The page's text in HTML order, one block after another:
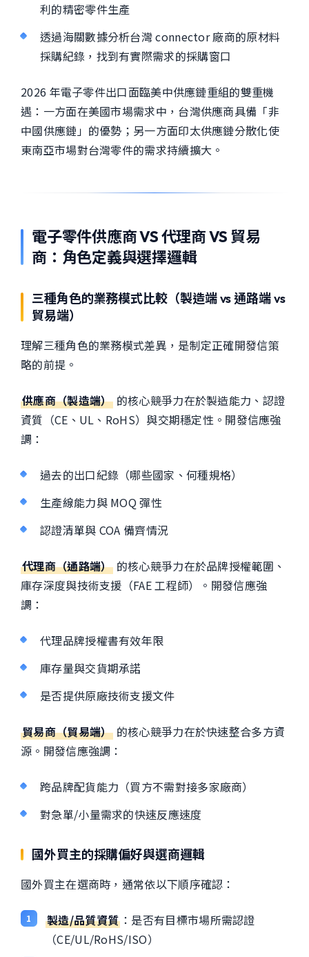
利的精密零件生產
透過海關數據分析台灣 connector 廠商的原材料
採購紀錄，找到有實際需求的採購窗口
2026 年電子零件出口面臨美中供應鏈重組的雙重機
遇：一方面在美國市場需求中，台灣供應商具備「非
中國供應鏈」的優勢；另一方面印太供應鏈分散化使
東南亞市場對台灣零件的需求持續擴大。
電子零件供應商 VS 代理商 VS 貿易
商：角色定義與選擇邏輯
三種角色的業務模式比較（製造端 vs 通路端 vs
貿易端）
理解三種角色的業務模式差異，是制定正確開發信策
略的前提。
供應商（製造端） 的核心競爭力在於製造能力、認證
資質（CE、UL、RoHS）與交期穩定性。開發信應強
調：
過去的出口紀錄（哪些國家、何種規格）
生產線能力與 MOQ 彈性
認證清單與 COA 備齊情況
代理商（通路端） 的核心競爭力在於品牌授權範圍、
庫存深度與技術支援（FAE 工程師）。開發信應強
調：
代理品牌授權書有效年限
庫存量與交貨期承諾
是否提供原廠技術支援文件
貿易商（貿易端） 的核心競爭力在於快速整合多方資
源。開發信應強調：
跨品牌配貨能力（買方不需對接多家廠商）
對急單/小量需求的快速反應速度
國外買主的採購偏好與選商邏輯
國外買主在選商時，通常依以下順序確認：
製造/品質資質 ：是否有目標市場所需認證
（CE/UL/RoHS/ISO）